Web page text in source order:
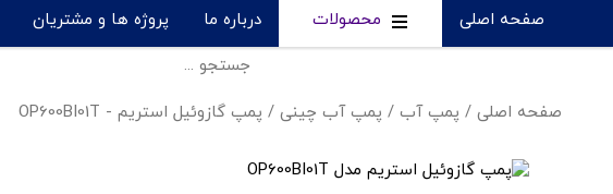
صفحه اصلی محصولات درباره ما پروژه ها و مشتریان
صفحه اصلی / پمپ آب / پمپ آب چینی / پمپ گازوئيل استریم - OP600BI01T